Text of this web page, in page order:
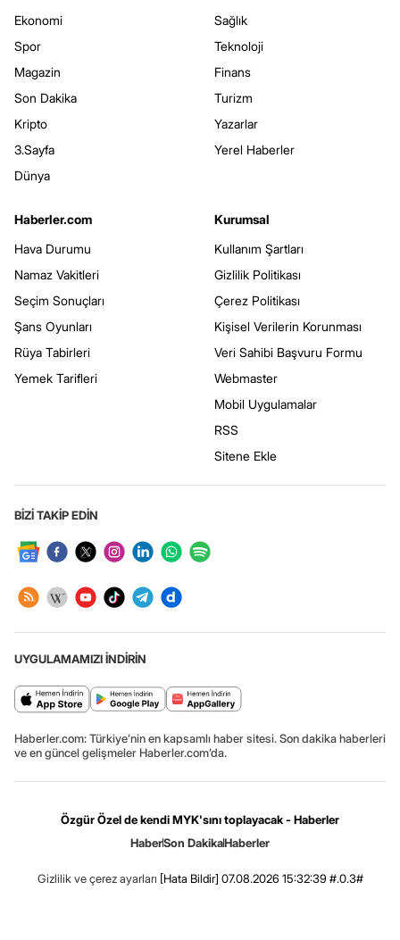
Ekonomi
Spor
Magazin
Son Dakika
Kripto
3.Sayfa
Dünya
Sağlık
Teknoloji
Finans
Turizm
Yazarlar
Yerel Haberler
Haberler.com
Hava Durumu
Namaz Vakitleri
Seçim Sonuçları
Şans Oyunları
Rüya Tabirleri
Yemek Tarifleri
Kurumsal
Kullanım Şartları
Gizlilik Politikası
Çerez Politikası
Kişisel Verilerin Korunması
Veri Sahibi Başvuru Formu
Webmaster
Mobil Uygulamalar
RSS
Sitene Ekle
BİZİ TAKİP EDİN
UYGULAMAMIZI İNDİRİN
Haberler.com: Türkiye’nin en kapsamlı haber sitesi. Son dakika haberleri
ve en güncel gelişmeler Haberler.com’da.
Özgür Özel de kendi MYK'sını toplayacak - Haberler
HaberSon DakikaHaberler
Gizlilik ve çerez ayarları [Hata Bildir] 07.08.2026 15:32:39 #.0.3#